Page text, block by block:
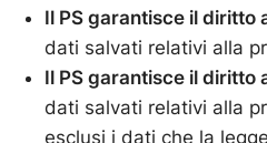
Il PS garantisce il diritto
dati salvati relativi alla
Il PS garantisce il diritto
dati salvati relativi alla
esclusi i dati che la